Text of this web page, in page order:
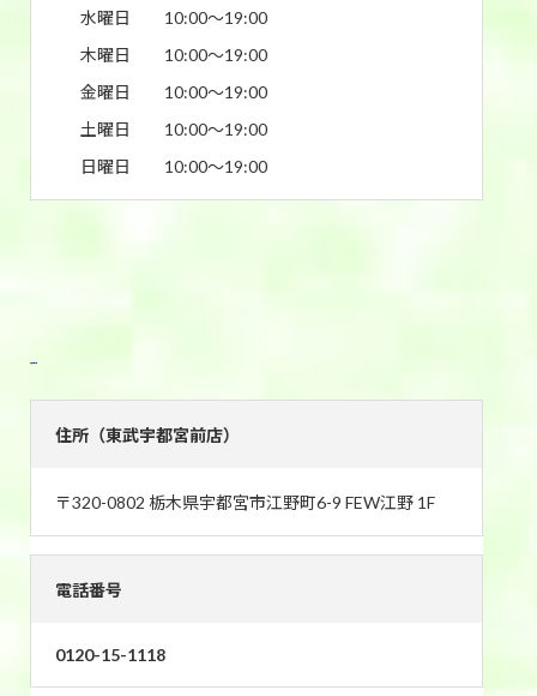
水曜日
10:00〜19:00
木曜日
10:00〜19:00
金曜日
10:00〜19:00
土曜日
10:00〜19:00
日曜日
10:00〜19:00
住所（東武宇都宮前店）
〒320-0802 栃木県宇都宮市江野町6-9 FEW江野 1F
電話番号
0120-15-1118